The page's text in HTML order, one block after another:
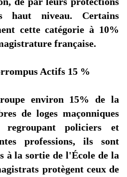
haut niveau. Certains
cette catégorie à 10%
française.
Actifs 15 %
environ 15% de la
de loges maçonniques
policiers et
professions, ils sont
à la sortie del'École de la
protègent ceux de